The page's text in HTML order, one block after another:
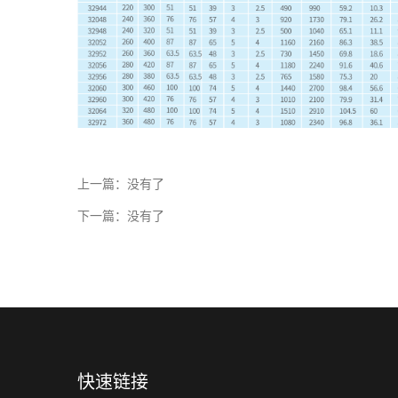
上一篇：没有了
下一篇：没有了
快速链接